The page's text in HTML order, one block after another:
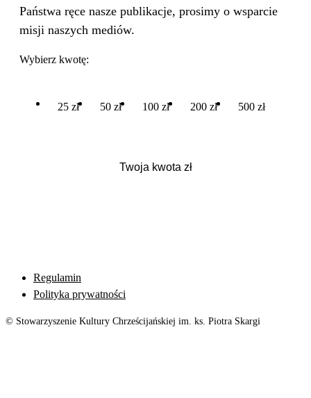
Państwa ręce nasze publikacje, prosimy o wsparcie
misji naszych mediów.
Wybierz kwotę:
25 zł 50 zł 100 zł 200 zł 500 zł
Regulamin
Polityka prywatności
© Stowarzyszenie Kultury Chrześcijańskiej im. ks. Piotra Skargi